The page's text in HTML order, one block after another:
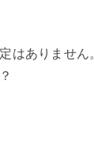
はありません